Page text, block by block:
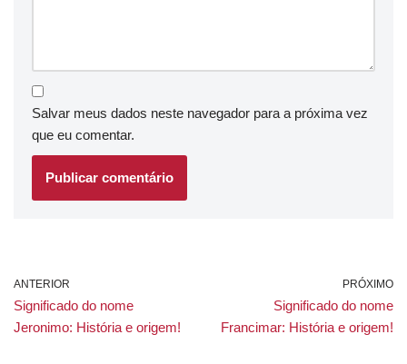
Salvar meus dados neste navegador para a próxima vez
que eu comentar.
ANTERIOR
Significado do nome
Jeronimo: História e origem!
PRÓXIMO
Significado do nome
Francimar: História e origem!